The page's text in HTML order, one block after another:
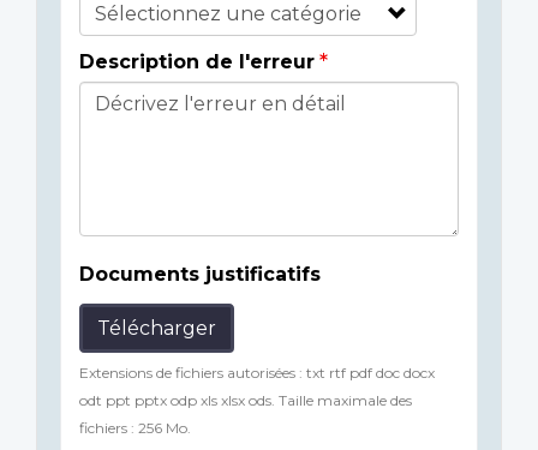
Description de l'erreur
Documents justificatifs
Télécharger
Extensions de fichiers autorisées : txt rtf pdf doc docx
odt ppt pptx odp xls xlsx ods. Taille maximale des
fichiers : 256 Mo.